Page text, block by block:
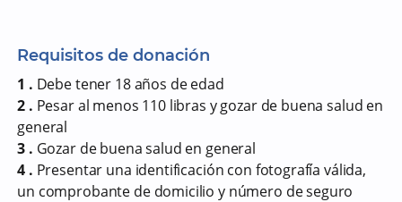
Requisitos de donación
1 . Debe tener 18 años de edad
2 . Pesar al menos 110 libras y gozar de buena salud en
general
3 . Gozar de buena salud en general
4 . Presentar una identificación con fotografía válida,
un comprobante de domicilio y número de seguro